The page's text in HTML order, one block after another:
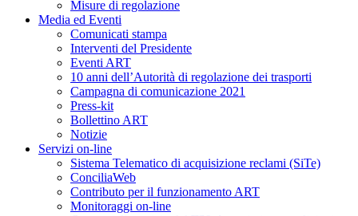
Misure di regolazione
Media ed Eventi
Comunicati stampa
Interventi del Presidente
Eventi ART
10 anni dell’Autorità di regolazione dei trasporti
Campagna di comunicazione 2021
Press-kit
Bollettino ART
Notizie
Servizi on-line
Sistema Telematico di acquisizione reclami (SiTe)
ConciliaWeb
Contributo per il funzionamento ART
Monitoraggi on-line